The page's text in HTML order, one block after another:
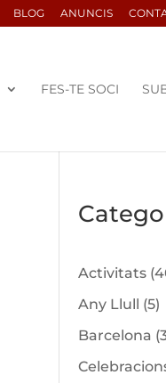
BLOG ANUNCIS
FES-TE SOCI
Activitats
Any Llull (5)
Barcelona